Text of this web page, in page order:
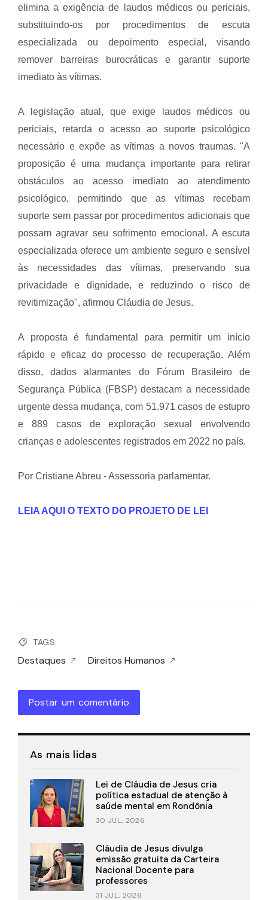
elimina a exigência de laudos médicos ou periciais,
substituindo-os por procedimentos de escuta
especializada ou depoimento especial, visando
remover barreiras burocráticas e garantir suporte
imediato às vítimas.
A legislação atual, que exige laudos médicos ou
periciais, retarda o acesso ao suporte psicológico
necessário e expõe as vítimas a novos traumas. "A
proposição é uma mudança importante para retirar
obstáculos ao acesso imediato ao atendimento
psicológico, permitindo que as vítimas recebam
suporte sem passar por procedimentos adicionais que
possam agravar seu sofrimento emocional. A escuta
especializada oferece um ambiente seguro e sensível
às necessidades das vítimas, preservando sua
privacidade e dignidade, e reduzindo o risco de
revitimização", afirmou Cláudia de Jesus.
A proposta é fundamental para permitir um início
rápido e eficaz do processo de recuperação. Além
disso, dados alarmantes do Fórum Brasileiro de
Segurança Pública (FBSP) destacam a necessidade
urgente dessa mudança, com 51.971 casos de estupro
e 889 casos de exploração sexual envolvendo
crianças e adolescentes registrados em 2022 no país.
Por Cristiane Abreu - Assessoria parlamentar.
LEIA AQUI O TEXTO DO PROJETO DE LEI
TAGS:
Destaques Direitos Humanos
Postar um comentário
As mais lidas
Lei de Cláudia de Jesus cria
política estadual de atenção à
saúde mental em Rondônia
30 JUL., 2026
Cláudia de Jesus divulga
emissão gratuita da Carteira
Nacional Docente para
professores
31 JUL., 2026